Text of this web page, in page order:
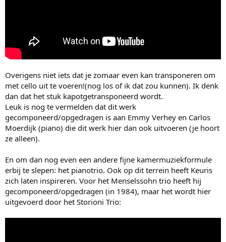
Overigens niet iets dat je zomaar even kan transponeren om
met cello uit te voeren!(nog los of ik dat zou kunnen). Ik denk
dan dat het stuk kapotgetransponeerd wordt.
Leuk is nog te vermelden dat dit werk
gecomponeerd/opgedragen is aan Emmy Verhey en Carlos
Moerdijk (piano) die dit werk hier dan ook uitvoeren (je hoort
ze alleen).
En om dan nog even een andere fijne kamermuziekformule
erbij te slepen: het pianotrio. Ook op dit terrein heeft Keuris
zich laten inspireren. Voor het Menselssohn trio heeft hij
gecomponeerd/opgedragen (in 1984), maar het wordt hier
uitgevoerd door het Storioni Trio: